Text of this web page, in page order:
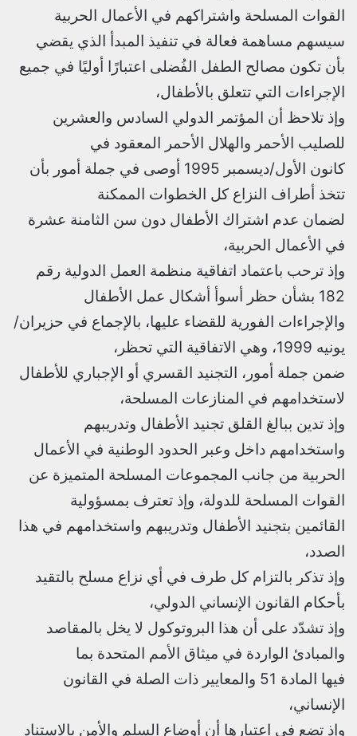
القوات المسلحة واشتراكهم في الأعمال الحربية
سيسهم مساهمة فعالة في تنفيذ المبدأ الذي يقضي
بأن تكون مصالح الطفل الفُضلى اعتبارًا أوليًا في جميع
الإجراءات التي تتعلق بالأطفال،
وإذ تلاحظ أن المؤتمر الدولي السادس والعشرين
للصليب الأحمر والهلال الأحمر المعقود في
كانون الأول/ديسمبر 1995 أوصى في جملة أمور بأن
تتخذ أطراف النزاع كل الخطوات الممكنة
لضمان عدم اشتراك الأطفال دون سن الثامنة عشرة
في الأعمال الحربية،
وإذ ترحب باعتماد اتفاقية منظمة العمل الدولية رقم
182 بشأن حظر أسوأ أشكال عمل الأطفال
والإجراءات الفورية للقضاء عليها، بالإجماع في حزيران/
يونيه 1999، وهي الاتفاقية التي تحظر،
ضمن جملة أمور، التجنيد القسري أو الإجباري للأطفال
لاستخدامهم في المنازعات المسلحة،
وإذ تدين ببالغ القلق تجنيد الأطفال وتدريبهم
واستخدامهم داخل وعبر الحدود الوطنية في الأعمال
الحربية من جانب المجموعات المسلحة المتميزة عن
القوات المسلحة للدولة، وإذ تعترف بمسؤولية
القائمين بتجنيد الأطفال وتدريبهم واستخدامهم في هذا
الصدد،
وإذ تذكر بالتزام كل طرف في أي نزاع مسلح بالتقيد
بأحكام القانون الإنساني الدولي،
وإذ تشدّد على أن هذا البروتوكول لا يخل بالمقاصد
والمبادئ الواردة في ميثاق الأمم المتحدة بما
فيها المادة 51 والمعايير ذات الصلة في القانون
الإنساني،
وإذ تضع في اعتبارها أن أوضاع السلم والأمن بالاستناد